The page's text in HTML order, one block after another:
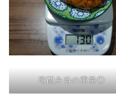
宅配弁当の重量①